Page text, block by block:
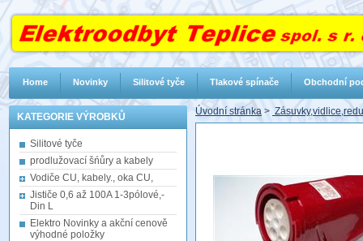
KATEGORIE VÝROBKŮ
Silitové tyče
prodlužovací šńůry a kabely
Vodiče CU, kabely., oka CU,
Jističe 0,6 až 100A 1-3pólové,-
Din L
Elektro Novinky a akční cenově
výhodné položky
Úvodní stránka >
Home Novinky Silitové tyče Tlakové spínače Obchodní